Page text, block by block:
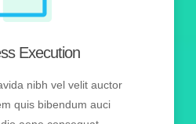
Execution
nibh vel velit auctor
quis bibendum auci